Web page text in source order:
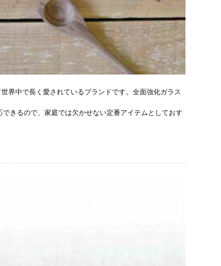
界中で長く愛されているブランドです。全面強化ガラス
きるので、家庭では欠かせない定番アイテムとしておす